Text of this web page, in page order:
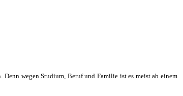
wegen Studium, Beruf und Familie ist es meist ab einem